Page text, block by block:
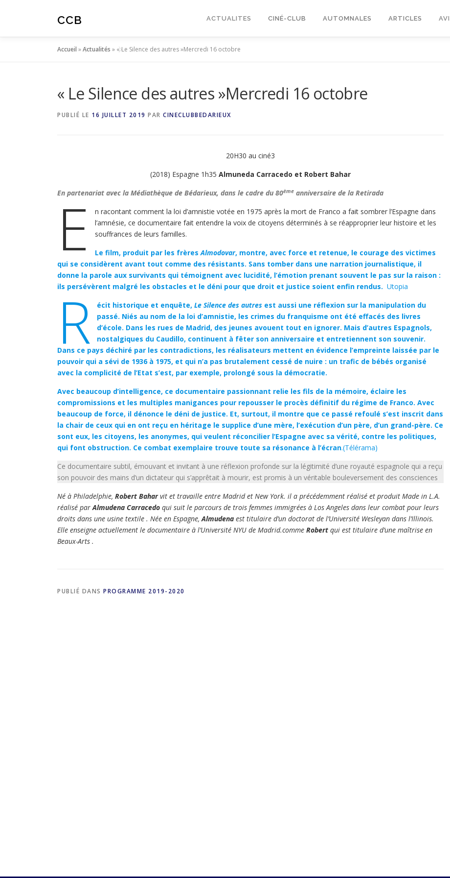
CCB ACTUALITES CINÉ-CLUB AUTOMNALES ARTICLES
Accueil »Actualités » « Le Silence des autres »Mercredi 16 octobre
« Le Silence des autres »Mercredi 16 octobre
PUBLIÉ LE 16 JUILLET 2019 PAR CINECLUBBEDARIEUX
20H30 au ciné3
(2018) Espagne 1h35 Almuneda Carracedo et Robert Bahar
En partenariat avec la Médiathèque de Bédarieux, dans le cadre du 80ème anniversaire de la Retirada
E
n racontant comment la loi d’amnistie votée en 1975 après la mort de Franco a fait sombrer l’Espagne dans
l’amnésie, ce documentaire fait entendre la voix de citoyens déterminés à se réapproprier leur histoire et les
souffrances de leurs familles.
Le film, produit par les frèresAlmodovar, montre, avec force et retenue, le courage des victimes
qui se considèrent avant tout comme des résistants. Sans tomber dans une narration journalistique, il
donne la parole aux survivants qui témoignent avec lucidité, l’émotion prenant souvent le pas sur la raison :
ils persévèrent malgré les obstacles et le déni pour que droit et justice soient enfin rendus. Utopia
R écit historique et enquête, Le Silence des autresest aussi une réflexion sur la manipulation du
passé. Niés au nom de la loi d’amnistie, les crimes du franquisme ont été effacés des livres
d’école. Dans les rues de Madrid, des jeunes avouent tout en ignorer. Mais d’autres Espagnols,
nostalgiques du Caudillo, continuent à fêter son anniversaire et entretiennent son souvenir.
Dans ce pays déchiré par les contradictions, les réalisateurs met­tent en évidence l’empreinte laissée par le
pouvoir qui a sévi de 1936 à 1975, et qui n’a pas brutalement cessé de nuire : un trafic de bébés organisé
avec la complicité de l’Etat s’est, par exem­ple, prolongé sous la démocratie.
Avec beaucoup d’intelligence, ce documentaire passionnant relie les fils de la mémoire, éclaire les
compromissions et les multiples manigances pour repousser le procès définitif du régime de Franco. Avec
beaucoup de force, il dénonce le déni de justice. Et, surtout, il montre que ce passé refoulé s’est inscrit dans
la chair de ceux qui en ont reçu en héritage le supplice d’une mère, l’exécution d’un père, d’un grand-père. Ce
sont eux, les citoyens, les anonymes, qui veulent réconcilier l’Espagne avec sa vérité, contre les politiques,
qui font obstruction. Ce combat exemplaire trouve toute sa résonance à l’écran.(Télérama)
Ce documentaire subtil, émouvant et invitant à une réflexion profonde sur la légitimité d’une royauté espagnole qui a reçu
son pouvoir des mains d’un dictateur qui s’apprêtait à mourir, est promis à un véritable bouleversement des consciences
Né à Philadelphie, Robert Baharvit et travaille entre Madrid et New York. il a précédemment réalisé et produit Made in L.A.
réalisé parAlmudena Carracedo qui suit le parcours de trois femmes immigrées à Los Angeles dans leur combat pour leurs
droits dans une usine textile . Née en Espagne,Almudena est titulaire d’un doctorat de l’Université Wesleyan dans l’Illinois.
Elle enseigne actuellement le documentaire à l’Université NYU de Madrid.comme Robert qui est titulaire d’une maîtrise en
Beaux-Arts .
PUBLIÉ DANS PROGRAMME 2019-2020